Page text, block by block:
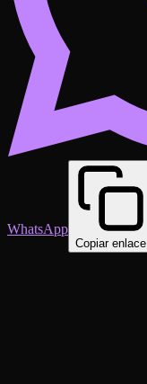
WhatsApp
Copiar enlace